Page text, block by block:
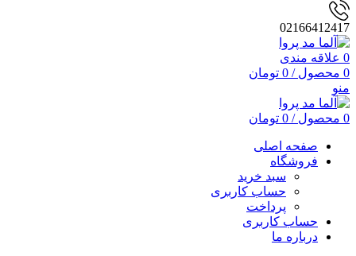
02166412417
0 علاقه مندی
0 محصول /
0 تومان
منو
0 محصول /
0 تومان
صفحه اصلی
فروشگاه
سبد خرید
حساب کاربری
پرداخت
حساب کاربری
درباره ما